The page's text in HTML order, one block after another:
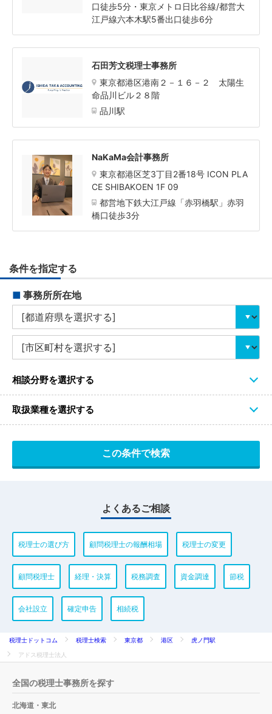
口徒歩5分・東京メトロ日比谷線/都営大
江戸線六本木駅5番出口徒歩6分
石田芳文税理士事務所
東京都港区港南２－１６－２ 太陽生
命品川ビル２８階
品川駅
NaKaMa会計事務所
東京都港区芝3丁目2番18号 ICON PLA
CE SHIBAKOEN 1F 09
都営地下鉄大江戸線「赤羽橋駅」赤羽
橋口徒歩3分
条件を指定する
■ 事務所所在地
相談分野を選択する
取扱業種を選択する
よくあるご相談
税理士の選び方 顧問税理士の報酬相場 税理士の変更
顧問税理士 経理・決算 税務調査 資金調達 節税
会社設立 確定申告 相続税
税理士ドットコム 税理士検索 東京都 港区
虎ノ門駅
アドス税理士法人
全国の税理士事務所を探す
北海道・東北